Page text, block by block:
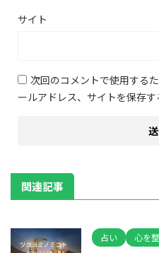
サイト
次回のコメントで使用する
ールアドレス、サイトを保存す
関連記事
占い 心を